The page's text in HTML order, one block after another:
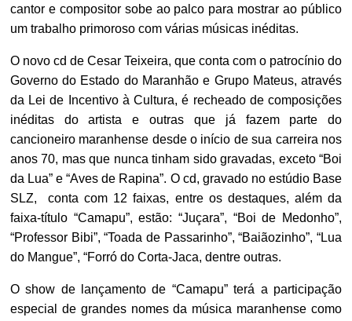
cantor e compositor sobe ao palco para mostrar ao público
um trabalho primoroso com várias músicas inéditas.
O novo cd de Cesar Teixeira, que conta com o patrocínio do
Governo do Estado do Maranhão e Grupo Mateus, através
da Lei de Incentivo à Cultura, é recheado de composições
inéditas do artista e outras que já fazem parte do
cancioneiro maranhense desde o início de sua carreira nos
anos 70, mas que nunca tinham sido gravadas, exceto “Boi
da Lua” e “Aves de Rapina”. O cd, gravado no estúdio Base
SLZ, conta com 12 faixas, entre os destaques, além da
faixa-título “Camapu”, estão: “Juçara”, “Boi de Medonho”,
“Professor Bibi”, “Toada de Passarinho”, “Baiãozinho”, “Lua
do Mangue”, “Forró do Corta-Jaca, dentre outras.
O show de lançamento de “Camapu” terá a participação
especial de grandes nomes da música maranhense como